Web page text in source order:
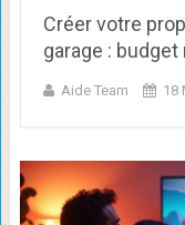
Créer votre
garage : budget
Aide Team 18